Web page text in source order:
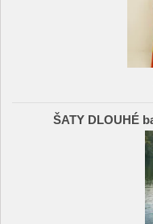
ŠATY DLOUHÉ